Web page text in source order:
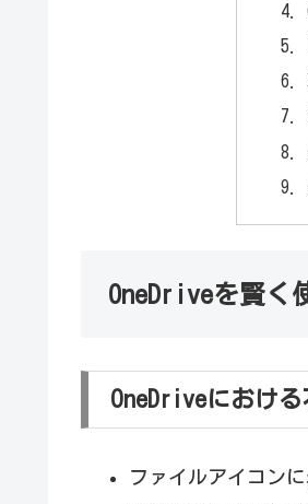
OneDriveを賢く
OneDriveにおけ
ファイルアイコン